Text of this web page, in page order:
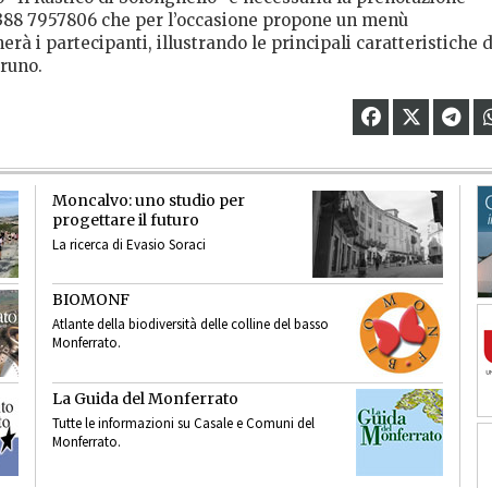
7957806 che per l’occasione propone un menù
i partecipanti, illustrando le principali caratteristiche
Moncalvo: uno studio per
progettare il futuro
La ricerca di Evasio Soraci
BIOMONF
Atlante della biodiversità delle colline del basso
Monferrato.
La Guida del Monferrato
Tutte le informazioni su Casale e Comuni del
Monferrato.